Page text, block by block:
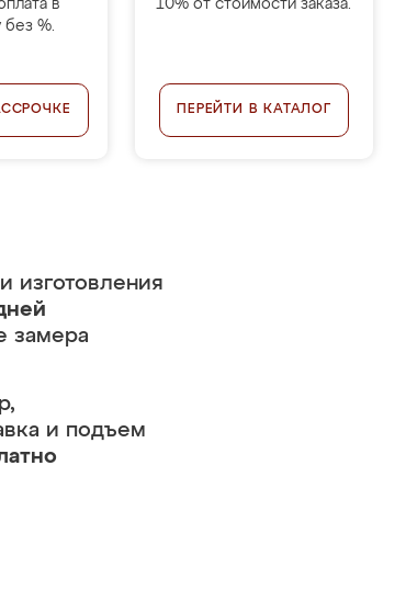
в
без %.
10% от стоимости заказа.
ПЕРЕЙТИ В КАТАЛОГ
изготовления
замера
и подъем